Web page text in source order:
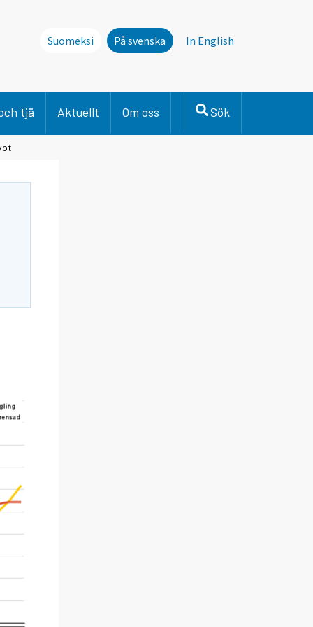
Suomeksi På svenska In English
tjä Aktuellt Om oss Sök